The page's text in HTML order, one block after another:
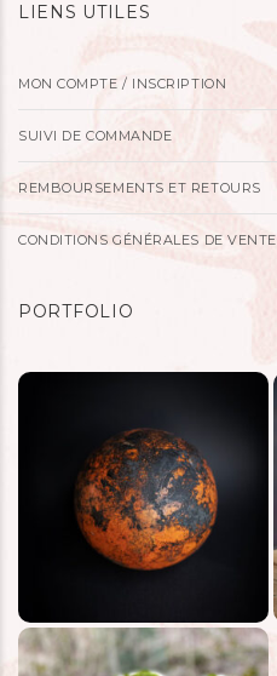
LIENS UTILES
MON COMPTE / INSCRIPTION
SUIVI DE COMMANDE
REMBOURSEMENTS ET RETOURS
CONDITIONS GÉNÉRALES DE VENTE
PORTFOLIO